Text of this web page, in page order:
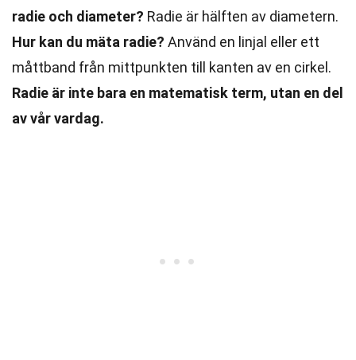
radie och diameter? Radie är hälften av diametern.
Hur kan du mäta radie? Använd en linjal eller ett
måttband från mittpunkten till kanten av en cirkel.
Radie är inte bara en matematisk term, utan en del
av vår vardag.